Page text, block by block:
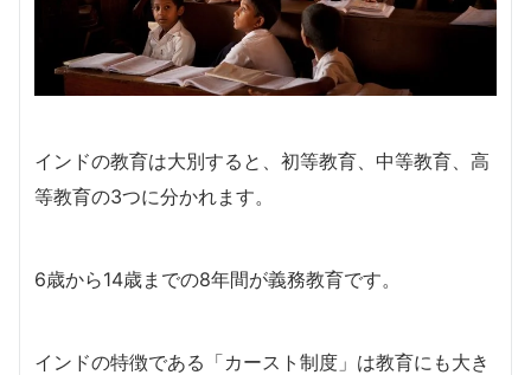
インドの教育は大別すると、初等教育、中等教育、高
等教育の3つに分かれます。
6歳から14歳までの8年間が義務教育です。
インドの特徴である「カースト制度」は教育にも大き